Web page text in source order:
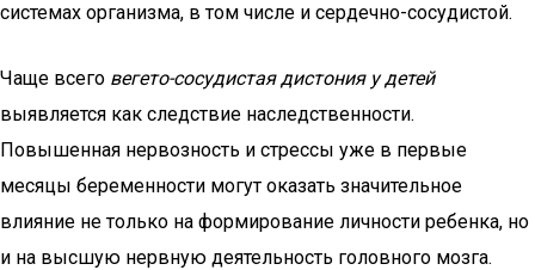
системах организма, в том числе и сердечно-сосудистой.
Чаще всего вегето-сосудистая дистония у детей
выявляется как следствие наследственности.
Повышенная нервозность и стрессы уже в первые
месяцы беременности могут оказать значительное
влияние не только на формирование личности ребенка, но
и на высшую нервную деятельность головного мозга.